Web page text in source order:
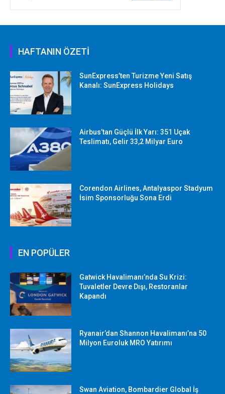
HAFTANIN ÖZETİ
SunExpress’ten Turizme Yeni Satış
Kanalı: SunExpress Holidays
Airbus’tan Güçlü İlk Yarı: 351 Uçak
Teslimatı, Gelir 33,2 Milyar Euro
Corendon Airlines, Antalyaspor Stadyum
İsim Sponsorluğu Sona Erdi
EN POPÜLER
Gatwick Havalimanı’nda Su Krizi:
Tuvaletler Devre Dışı, Restoranlar
Kapandı
Ryanair’dan Shannon Havalimanı’na 50
Milyon Euroluk MRO Yatırımı
Swan Aviation, Bombardier Global İş